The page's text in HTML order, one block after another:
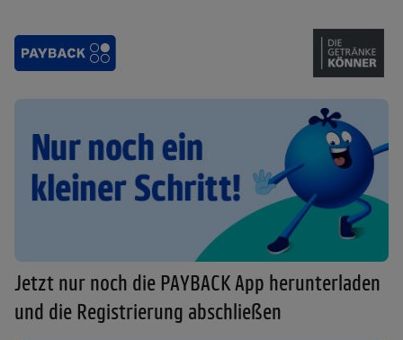
Jetzt nur noch die PAYBACK App herunterladen
und die Registrierung abschließen